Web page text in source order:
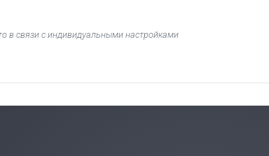
в связи с индивидуальными настройками